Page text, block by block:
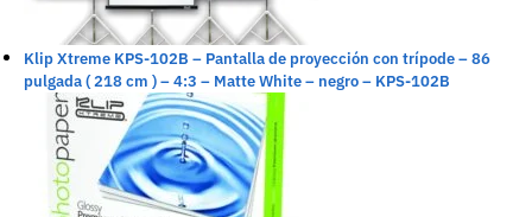
Klip Xtreme KPS-102B – Pantalla de proyección con trípode – 86
pulgada ( 218 cm ) – 4:3 – Matte White – negro – KPS-102B